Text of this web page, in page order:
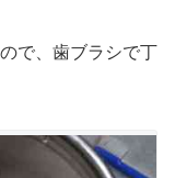
で、歯ブラシで丁